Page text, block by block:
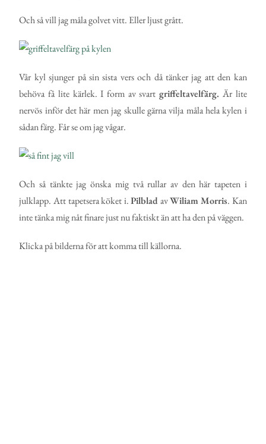
Och så vill jag måla golvet vitt. Eller ljust grått.
Vår kyl sjunger på sin sista vers och då tänker jag att den kan
behöva få lite kärlek. I form av svartgriffeltavelfärg. Är lite
nervös inför det här men jag skulle gärna vilja måla hela kylen i
sådan färg. Får se om jag vågar.
Och så tänkte jag önska mig två rullar av den här tapeten i
julklapp. Att tapetsera köket i.PilbladavWiliamMorris. Kan
inte tänka mig nåt finare just nu faktiskt än att ha den på väggen.
Klicka på bilderna för att komma till källorna.